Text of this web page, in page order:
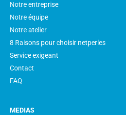
Notre entreprise
Notre équipe
Notre atelier
8 Raisons pour choisir netperles
Service exigeant
Contact
FAQ
MEDIAS